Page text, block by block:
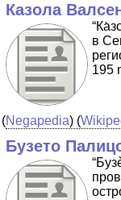
Казола
в
195
(Negapedia) (
Бузето